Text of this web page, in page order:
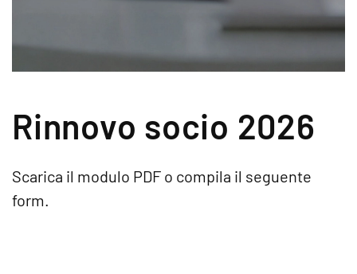
Rinnovo socio 2026
Scarica il modulo PDF o compila il seguente
form.